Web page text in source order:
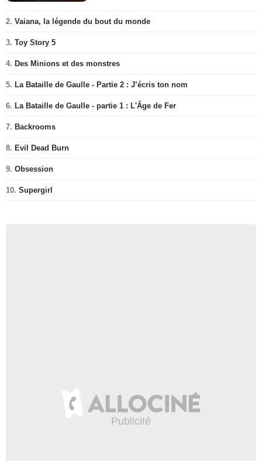
2. Vaiana, la légende du bout du monde
3. Toy Story 5
4. Des Minions et des monstres
5. La Bataille de Gaulle - Partie 2 : J’écris ton nom
6. La Bataille de Gaulle - partie 1 : L'Âge de Fer
7. Backrooms
8. Evil Dead Burn
9. Obsession
10. Supergirl